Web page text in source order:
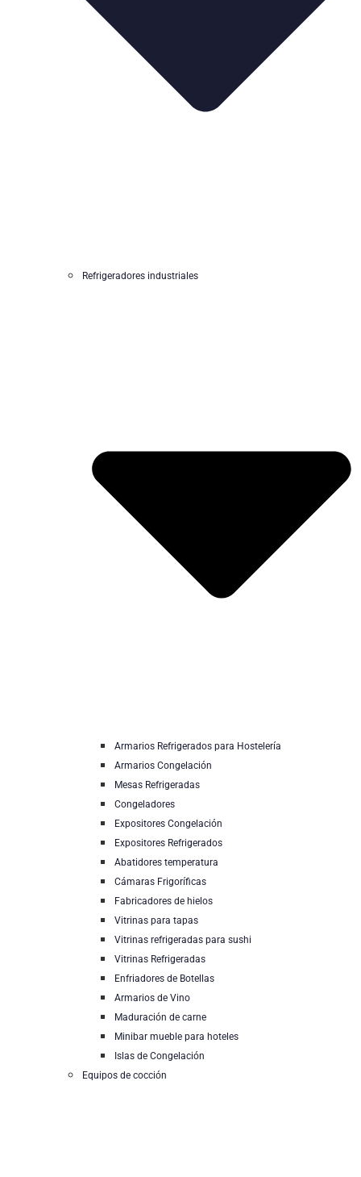
Refrigeradores industriales
Armarios Refrigerados para Hostelería
Armarios Congelación
Mesas Refrigeradas
Congeladores
Expositores Congelación
Expositores Refrigerados
Abatidores temperatura
Cámaras Frigoríficas
Fabricadores de hielos
Vitrinas para tapas
Vitrinas refrigeradas para sushi
Vitrinas Refrigeradas
Enfriadores de Botellas
Armarios de Vino
Maduración de carne
Minibar mueble para hoteles
Islas de Congelación
Equipos de cocción